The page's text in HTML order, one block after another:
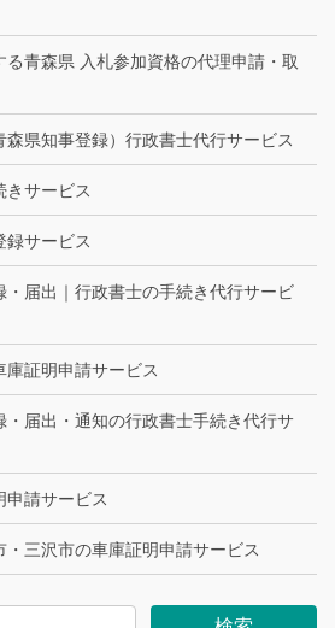
青森県 入札参加資格の代理申請・取
県知事登録）行政書士代行サービス
きサービス
録サービス
届出｜行政書士の手続き代行サービ
証明申請サービス
届出・通知の行政書士手続き代行サ
申請サービス
三沢市の車庫証明申請サービス